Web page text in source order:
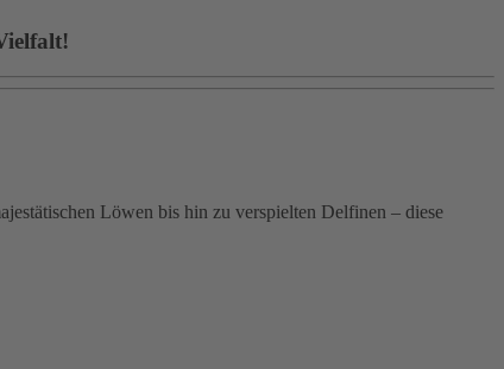
Löwen bis hin zu verspielten Delfinen – diese